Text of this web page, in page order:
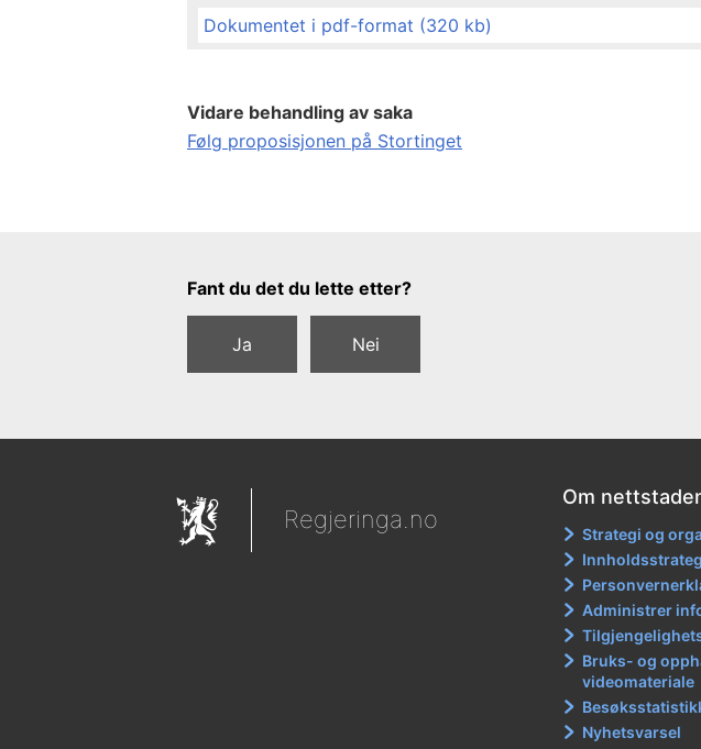
Dokumentet i pdf-format (320 kb)
Vidare behandling av saka
Følg proposisjonen på Stortinget
Tilbakemeldingsskjema
Fant du det du lette etter?
Ja Nei
Regjeringa.no
Om
Strategi og
Administrer
Bruks- og
videomateriale
Nyhetsvarsel